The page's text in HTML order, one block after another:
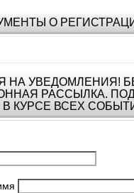
О
НА УВЕДОМЛЕНИЯ!
РАССЫЛКА.
В КУРСЕ ВСЕХ